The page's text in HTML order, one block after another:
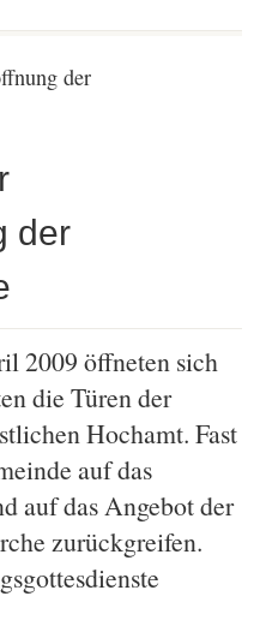
der
2009 öffneten sich
die Türen der
Hochamt. Fast
auf das
auf das Angebot der
zurückgreifen.